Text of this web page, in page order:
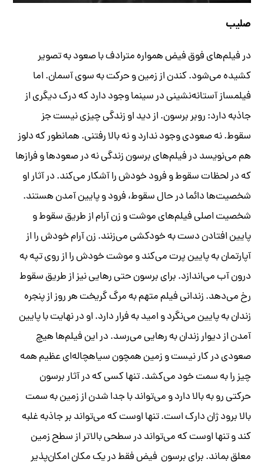
صلیب
در فیلم‌های فوق فیض همواره مترادف با صعود به تصویر
کشیده می‌شود. کندن از زمین و حرکت به سوی آسمان. اما
فیلمساز آستانه‌نشینی در سینما وجود دارد که درک دیگری از
جاذبه دارد: روبر برسون. از دید او زندگی چیزی نیست جز
سقوط. نه صعودی وجود ندارد و نه بالا رفتنی. همانطور که دلوز
هم می‌نویسد در فیلم‌های برسون زندگی نه در صعودها و فرازها
که در لحظات سقوط و فرود خودش را آشکار می‌کند. در آثار او
شخصیت‌ها دائما در حال سقوط، فرود و پایین آمدن هستند.
شخصیت‌ اصلی فیلم‌های موشت و زن آرام از طریق سقوط و
پایین افتادن دست به خودکشی می‌زنند. زن آرام خودش را از
آپارتمان به پایین پرت می‌کند و موشت خودش را از روی تپه به
درون آب می‌اندازد. برای برسون حتی رهایی نیز از طریق سقوط
رخ می‌دهد. زندانی فیلم متهم به مرگ گریخت هر روز از پنجره
زندان به پایین می‌نگرد و امید به فرار دارد. او در نهایت با پایین
آمدن از دیوار زندان به رهایی می‌رسد. در این فیلم‌ها هیچ
صعودی در کار نیست و زمین همچون سیاهچاله‌ای عظیم همه
چیز را به سمت خود می‌کشد. تنها کسی که در آثار برسون
حرکتی رو به بالا دارد و می‌تواند با جدا شدن از زمین به سمت
بالا برود ژان دارک است. تنها اوست که می‌تواند بر جاذبه غلبه
کند و تنها اوست که می‌تواند در سطحی بالاتر از سطح زمین
معلق بماند. برای برسون فیض فقط در یک مکان امکان‌پذیر